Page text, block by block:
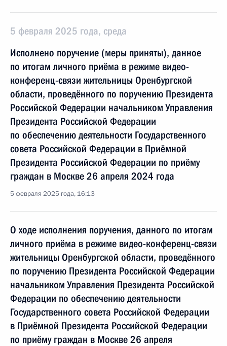
5 февраля 2025 года, среда
Исполнено поручение (меры приняты), данное
по итогам личного приёма в режиме видео-
конференц-связи жительницы Оренбургской
области, проведённого по поручению Президента
Российской Федерации начальником Управления
Президента Российской Федерации
по обеспечению деятельности Государственного
совета Российской Федерации в Приёмной
Президента Российской Федерации по приёму
граждан в Москве 26 апреля 2024 года
5 февраля 2025 года, 16:13
О ходе исполнения поручения, данного по итогам
личного приёма в режиме видео-конференц-связи
жительницы Оренбургской области, проведённого
по поручению Президента Российской Федерации
начальником Управления Президента Российской
Федерации по обеспечению деятельности
Государственного совета Российской Федерации
в Приёмной Президента Российской Федерации
по приёму граждан в Москве 26 апреля